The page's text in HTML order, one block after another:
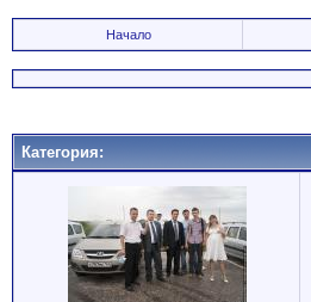
Начало
Категория: